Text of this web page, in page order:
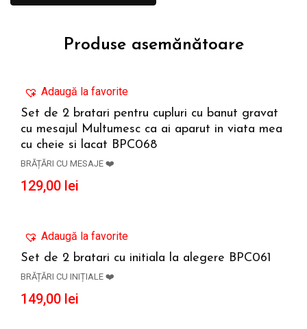
Produse asemănătoare
Adaugă la favorite
ADAUGĂ ÎN COȘ
Set de 2 bratari pentru cupluri cu banut gravat
cu mesajul Multumesc ca ai aparut in viata mea
cu cheie si lacat BPC068
BRĂȚĂRI CU MESAJE ❤️
129,00 lei
Adaugă la favorite
Set de 2 bratari cu initiala la alegere BPC061
BRĂȚĂRI CU INIȚIALE ❤️
149,00 lei